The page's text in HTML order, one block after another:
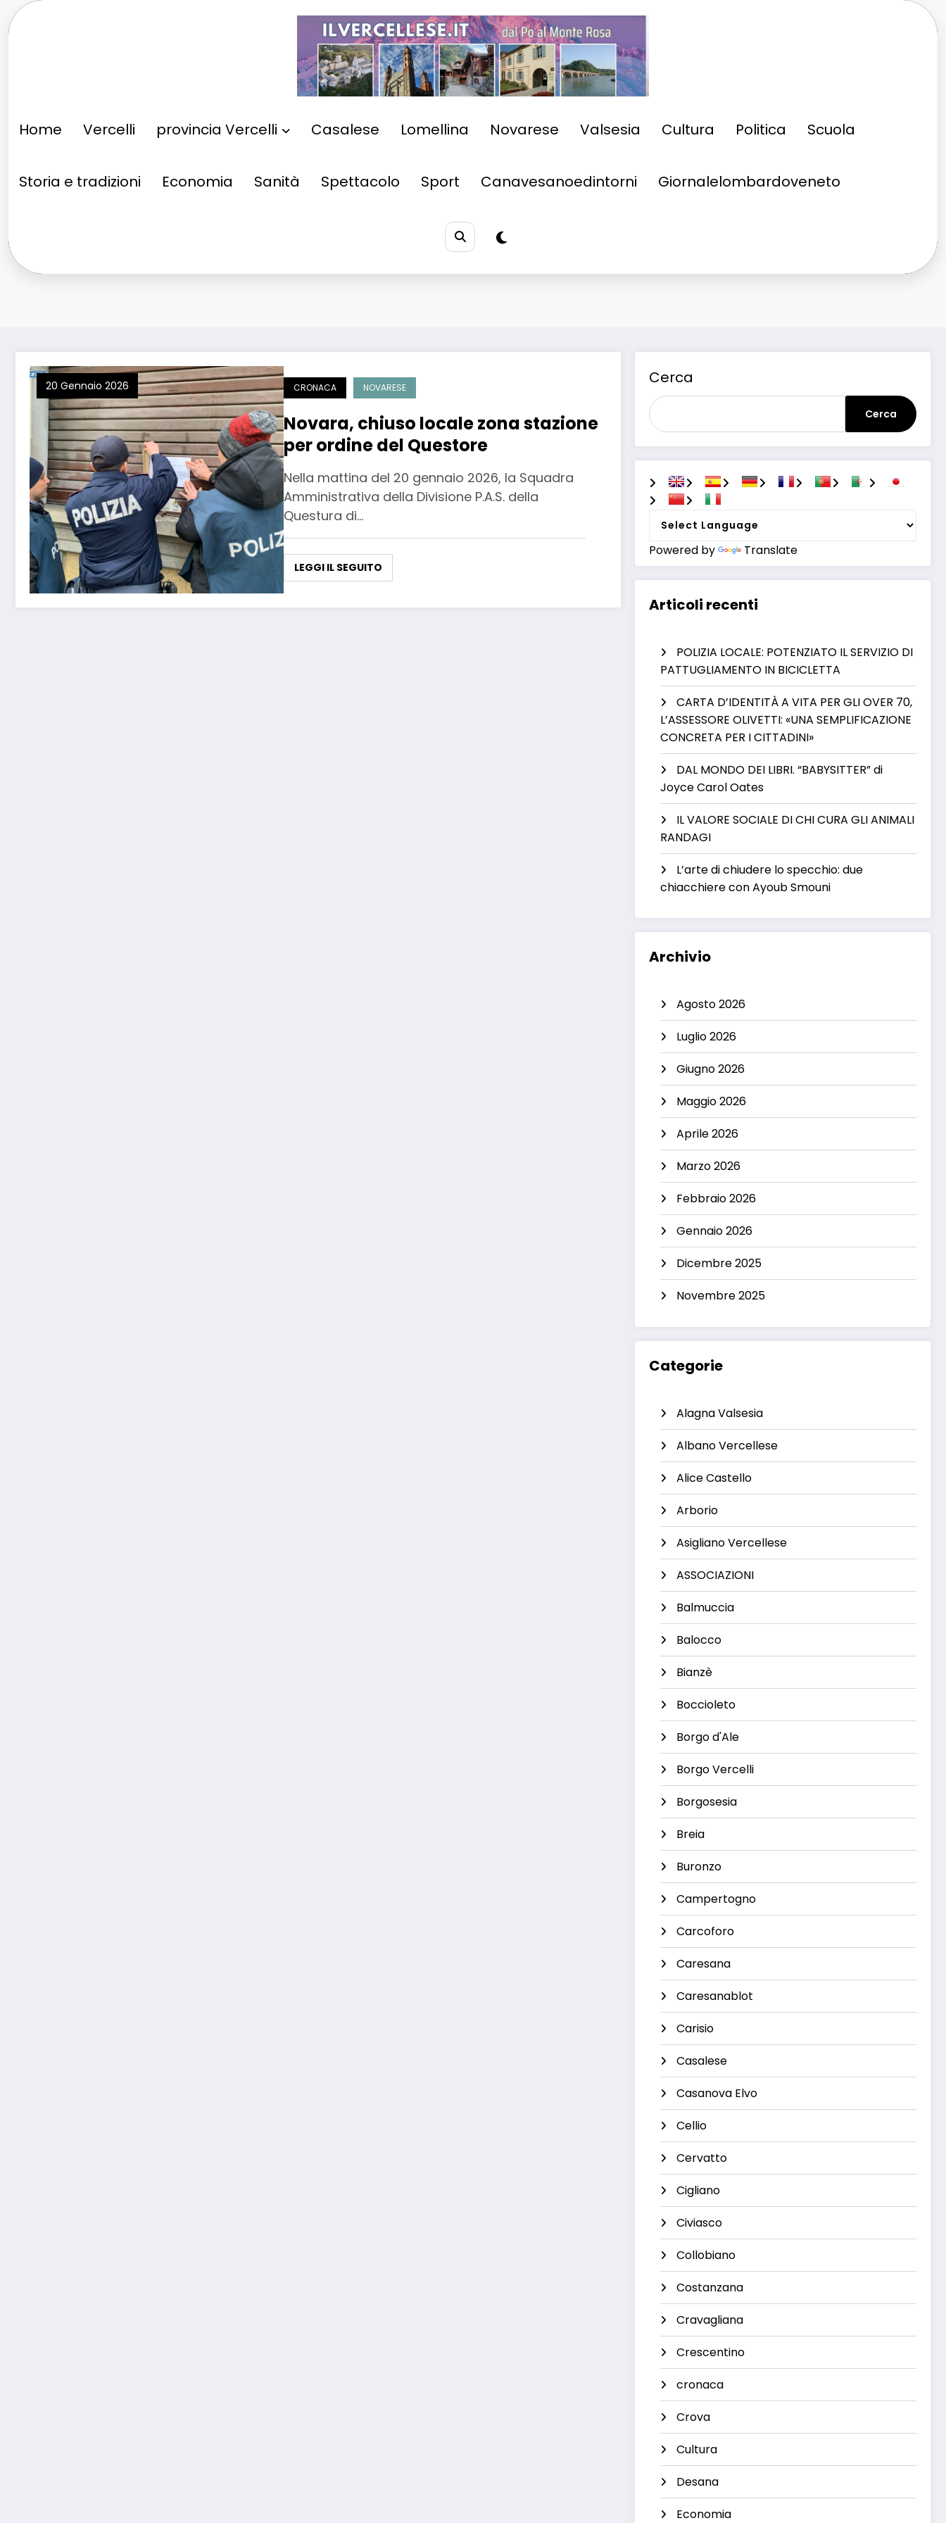
al
Home Vercelli provincia Vercelli Casalese Lomellina Novarese Valsesia Cultura Politica Scuola
Storia e tradizioni Economia Sanità Spettacolo Sport Canavesanoedintorni Giornalelombardoveneto
20 Gennaio 2026 CRONACA NOVARESE
Novara, chiuso locale zona stazione
per ordine del Questore
Nella mattina del 20 gennaio 2026, la Squadra
Amministrativa della Divisione P.A.S. della
Questura di…
LEGGI IL SEGUITO
Cerca
Cerca
Powered by Translate
Articoli recenti
POLIZIA LOCALE: POTENZIATO IL SERVIZIO DI
PATTUGLIAMENTO IN BICICLETTA
CARTA D’IDENTITÀ A VITA PER GLI OVER 70,
L’ASSESSORE OLIVETTI: «UNA SEMPLIFICAZIONE
CONCRETA PER I CITTADINI»
DAL MONDO DEI LIBRI. “BABYSITTER” di
Joyce Carol Oates
IL VALORE SOCIALE DI CHI CURA GLI ANIMALI
RANDAGI
L’arte di chiudere lo specchio: due
chiacchiere con Ayoub Smouni
Archivio
Agosto 2026
Luglio 2026
Giugno 2026
Maggio 2026
Aprile 2026
Marzo 2026
Febbraio 2026
Gennaio 2026
Dicembre 2025
Novembre 2025
Categorie
Alagna Valsesia
Albano Vercellese
Alice Castello
Arborio
Asigliano Vercellese
ASSOCIAZIONI
Balmuccia
Balocco
Bianzè
Boccioleto
Borgo d'Ale
Borgo Vercelli
Borgosesia
Breia
Buronzo
Campertogno
Carcoforo
Caresana
Caresanablot
Carisio
Casalese
Casanova Elvo
Cellio
Cervatto
Cigliano
Civiasco
Collobiano
Costanzana
Cravagliana
Crescentino
cronaca
Crova
Cultura
Desana
Economia